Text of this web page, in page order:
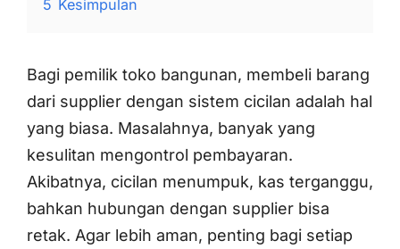
5 Kesimpulan
Bagi pemilik toko bangunan, membeli barang
dari supplier dengan sistem cicilan adalah hal
yang biasa. Masalahnya, banyak yang
kesulitan mengontrol pembayaran.
Akibatnya, cicilan menumpuk, kas terganggu,
bahkan hubungan dengan supplier bisa
retak. Agar lebih aman, penting bagi setiap